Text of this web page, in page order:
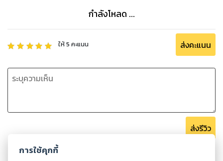
กำลังโหลด ...
ให้5 คะแนน ส่งคะแนน
ส่งรีวิว
การใช้คุกกี้